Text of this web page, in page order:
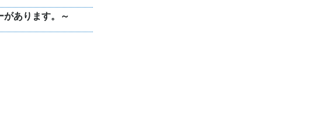
があります。～